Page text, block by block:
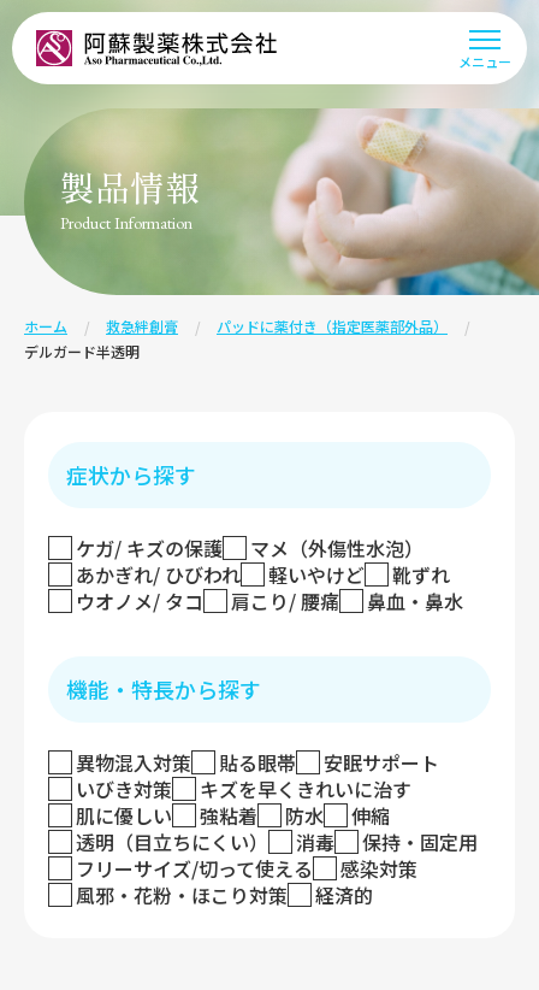
阿蘇製薬株式会社 メニュー
製品情報
Product Information
ホーム 救急絆創膏
パッドに薬付き（指定医薬部外品）
デルガード半透明
症状から探す
ケガ/ キズの保護
マメ（外傷性水泡）
あかぎれ/ ひびわれ
軽いやけど
靴ずれ
ウオノメ/ タコ
肩こり/ 腰痛 鼻血・鼻水
機能・特長から探す
異物混入対策 貼る眼帯
安眠サポート
いびき対策
キズを早くきれいに治す
肌に優しい
強粘着 防水
伸縮
透明（目立ちにくい）
消毒
保持・固定用
フリーサイズ/切って使える
感染対策
風邪・花粉・ほこり対策
経済的